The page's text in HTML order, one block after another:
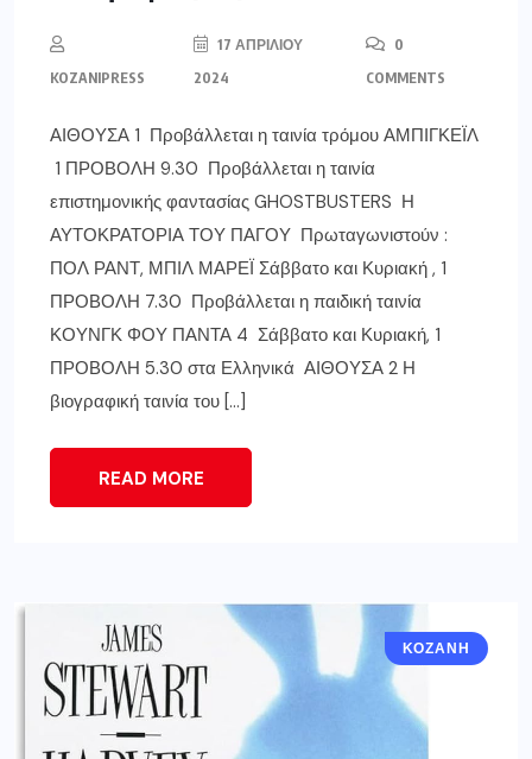
KOZANIPRESS
17 ΑΠΡΙΛΊΟΥ
2024
0
COMMENTS
ΑΙΘΟΥΣΑ 1 Προβάλλεται η ταινία τρόμου ΑΜΠΙΓΚΕΪΛ
1 ΠΡΟΒΟΛΗ 9.30 Προβάλλεται η ταινία
επιστημονικής φαντασίας GHOSTBUSTERS Η
ΑΥΤΟΚΡΑΤΟΡΙΑ ΤΟΥ ΠΑΓΟΥ Πρωταγωνιστούν :
ΠΟΛ ΡΑΝΤ, ΜΠΙΛ ΜΑΡΕΪ Σάββατο και Κυριακή , 1
ΠΡΟΒΟΛΗ 7.30 Προβάλλεται η παιδική ταινία
ΚΟΥΝΓΚ ΦΟΥ ΠΑΝΤΑ 4 Σάββατο και Κυριακή, 1
ΠΡΟΒΟΛΗ 5.30 στα Ελληνικά ΑΙΘΟΥΣΑ 2 Η
βιογραφική ταινία του […]
READ MORE
ΚΟΖΆΝΗ